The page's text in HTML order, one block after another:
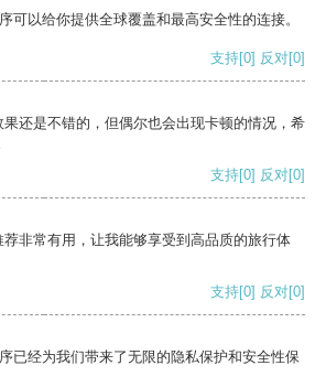
可以给你提供全球覆盖和最高安全性的连接。
支持[0] 反对[0]
还是不错的，但偶尔也会出现卡顿的情况，希
支持[0] 反对[0]
非常有用，让我能够享受到高品质的旅行体
支持[0] 反对[0]
已经为我们带来了无限的隐私保护和安全性保